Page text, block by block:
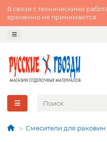
В связи с техническими
временно не принимаются
Смесители для раковин